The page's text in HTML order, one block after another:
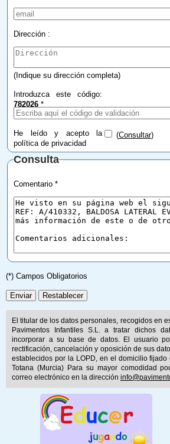
Dirección :
(Indique su dirección completa)
Introduzca este código:
782026 *
He leído y acepto la
política de privacidad
(Consultar)
Consulta
Comentario *
(*) Campos Obligatorios
El titular de los datos personales, recogidos en
Pavimentos Infantiles S.L. a tratar dichos
incorporar a su base de datos. El usuario
rectificación, cancelación y oposición de sus
establecidos por la LOPD, en el domicilio fijado
Totana (Murcia) Para su mayor comodidad
correo electrónico en la dirección